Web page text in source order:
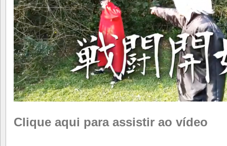
Clique aqui para assistir ao vídeo